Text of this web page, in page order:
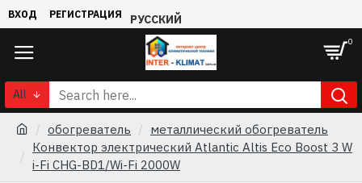
ВХОД РЕГИСТРАЦИЯ РУССКИЙ
0
All
обогреватель
металлический обогреватель
Конвектор электрический Atlantic Altis Eco Boost 3 W
i-Fi CHG-BD1/Wi-Fi 2000W